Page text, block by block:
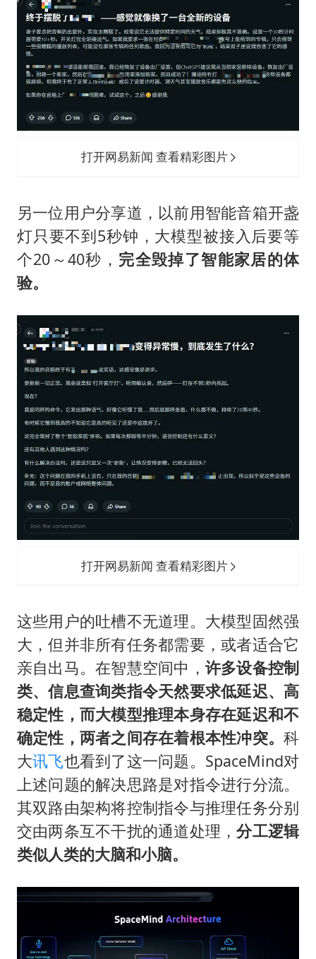
打开网易新闻 查看精彩图片
另一位用户分享道，以前用智能音箱开盏
灯只要不到5秒钟，大模型被接入后要等
个20～40秒， 完全毁掉了智能家居的体
验。
打开网易新闻 查看精彩图片
这些用户的吐槽不无道理。大模型固然强
大，但并非所有任务都需要，或者适合它
亲自出马。在智慧空间中， 许多设备控制
类、信息查询类指令天然要求低延迟、高
稳定性，而大模型推理本身存在延迟和不
确定性，两者之间存在着根本性冲突。科
大讯飞也看到了这一问题。SpaceMind对
上述问题的解决思路是对指令进行分流。
其双路由架构将控制指令与推理任务分别
交由两条互不干扰的通道处理，分工逻辑
类似人类的大脑和小脑。